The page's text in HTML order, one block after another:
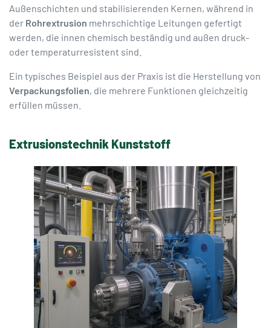
Außenschichten und stabilisierenden Kernen, während in
der Rohrextrusion mehrschichtige Leitungen gefertigt
werden, die innen chemisch beständig und außen druck-
oder temperaturresistent sind.
Ein typisches Beispiel aus der Praxis ist die Herstellung von
Verpackungsfolien, die mehrere Funktionen gleichzeitig
erfüllen müssen.
Extrusionstechnik Kunststoff